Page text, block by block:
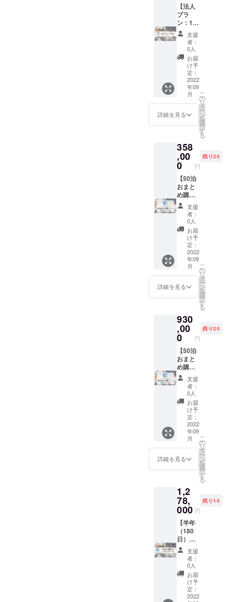
ござい
ます。
宿泊希
望日が
お決ま
りにな
りまし
たらお
早めに
ご連絡
くださ
い。
雅 清水
邸 梅林
庵 ●京
町家 雅
清水邸
紅葉庵
●フレイ
ザース
イート
赤坂
●VILLA
KOSHI
DO
KOTONI
●HOTE
L
BIRD
OKU-
ASAKU
SA ●浅
草橋ベ
ルモン
トホテ
ル ●イ
ビス大
阪梅田
●イビス
スタイ
ルズ大
阪難波
●那覇
ビーチ
サイド
ホテル
※1支援
につ
則1名様
が対象
となり
ます。
ホテル
によっ
ては2名
宿泊で
きる場
合もあ
るの
で、必
要な場
合はお
問い合
わせく
ださ
い。 ※
客室タ
イプに
て、ホ
テルカ
テゴリ
が変わ
るた
め、宿
泊申し
込み時
にお問
い合わ
せくだ
さい。
※客室の
空き状
20％の
適用期
間を2年
間に延
長でき
るオプ
ション
（月3
泊、5
泊、10
泊プラ
ンが対
象）の
販売と
なりま
す。実
泊プラ
ン料金
は、HP
をご確
認くだ
さい
連泊・1
泊ずつ
分けて
のご利
用いず
れも可
能で
す。 利
用可能
ホテル
数：11
利用可
能なお
部屋の
種類
数：23
能なエ
リア：
北海
道・東
京・大
阪・京
都・沖
縄 ご利
用可能
期間：
2023年
7月31日
まで
【宿泊
可能な
施設】
●京町家
雅 釜座
邸 かみ
座庵 ●
雅 釜座
邸 しも
座庵 ●
京町家
雅 清水
邸 梅林
庵 ●京
町家 雅
清水邸
紅葉庵
●フレイ
ザース
イート
赤坂
●VILLA
KOSHI
DO
KOTONI
●HOTE
L
BIRD
OKU-
ASAKU
SA ●浅
草橋ベ
ルモン
トホテ
ル ●イ
ビス大
阪梅田
●イビス
スタイ
ルズ大
阪難波
【法人
プラ
ン：10
名】
CAMPF
IREにて
法人プ
ラン
（10
名）を
ご購入
いただ
くと通
常初月
のみの
約20％
年間適
用とな
りま
す。 HP
経由で
の通常
予約で
は、初
月のみ
月3泊、
5泊、10
泊プラ
ンに関
して約
20％の
割引が
適用さ
れます
が、こ
の法人
では表
示人数
分のプ
ラン割
引約
20％の
適用期
間を2年
間に延
長でき
るオプ
ション
（月3
泊、5
泊、10
泊プラ
ンが対
象）の
販売と
なりま
際の宿
泊プラ
ン料金
は、HP
をご確
認くだ
さい
支援
者：
0人
お届
け予
定：
2022
年09
月
詳細を見る
こ
の
リ
タ
ー
ン
を
選
択
す
る
358
,00
0 円
残り20
【50泊
おまと
め購入
プラ
ン：ス
タン
ダー
ド】
CAMPF
IRE限定
スタン
ダード
プラン
該当の
お部屋
の中か
きなお
部屋に
50泊宿
泊して
いただ
けま
す。 ※
連泊・1
泊ずつ
分けて
のご利
用いず
れも可
能で
す。 ※
一部最
低宿泊
日数の
設定が
あるお
ござい
ますの
で別途
ご案内
致しま
す。 利
用可能
ホテル
数：15
利用可
能なお
部屋の
種類
数：61
支援
者：
0人
お届
け予
定：
2022
年09
月
詳細を見る
こ
の
リ
タ
ー
ン
を
選
択
す
る
930
,00
0 円
残り20
【50泊
おまと
め購入
プラ
ン：プ
レミア
ム】
CAMPF
IRE限定
プレミ
アムプ
ラン該
当のお
部屋の
中から
お好き
屋に50
泊宿泊
してい
ただけ
ます。
※連泊・
1泊ずつ
分けて
のご利
用いず
れも可
能で
す。 一
部最低
支援
者：
0人
お届
け予
定：
2022
年09
月
詳細を見る
こ
の
リ
タ
ー
ン
を
選
択
す
る
1,2
78,
000 円
残り10
【半年
（180
日）使
い放題
プラ
ン：ス
タン
ダー
ド】 ス
タン
支援
者：
0人
お届
け予
定：
2022